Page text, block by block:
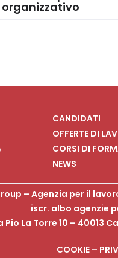
CANDIDATI
OFFERTE DI
CORSI DI
NEWS
– Agenzia per il
iscr. albo agenzie
Pio La Torre 10 – 40013
COOKIE–